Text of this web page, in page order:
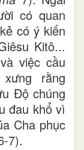
có quan
có ý kiến
Kitô...
việc cầu
rằng
Độ chúng
đau khổ vì
Cha phục
7).